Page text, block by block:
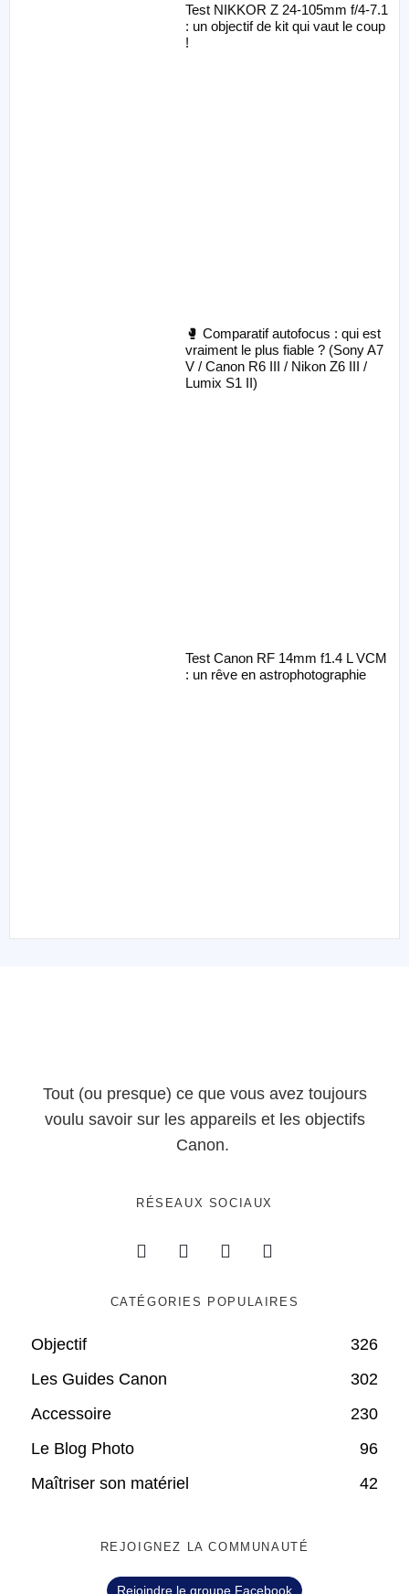
Test NIKKOR Z 24-105mm f/4-7.1
: un objectif de kit qui vaut le coup
!
🥊 Comparatif autofocus : qui est
vraiment le plus fiable ? (Sony A7
V / Canon R6 III / Nikon Z6 III /
Lumix S1 II)
Test Canon RF 14mm f1.4 L VCM
: un rêve en astrophotographie
Tout (ou presque) ce que vous avez toujours
voulu savoir sur les appareils et les objectifs
Canon.
RÉSEAUX SOCIAUX
CATÉGORIES POPULAIRES
Objectif
326
Les Guides Canon
302
Accessoire
230
Le Blog Photo
96
Maîtriser son matériel
42
REJOIGNEZ LA COMMUNAUTÉ
Rejoindre le groupe Facebook